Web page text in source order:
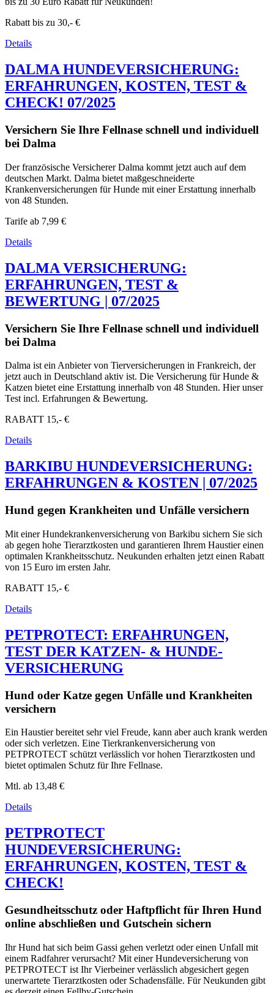
Rabatt bis zu 30,- €
Details
DALMA HUNDEVERSICHERUNG:
ERFAHRUNGEN, KOSTEN, TEST &
CHECK! 07/2025
Versichern Sie Ihre Fellnase schnell und individuell
bei Dalma
Der französische Versicherer Dalma kommt jetzt auch auf dem
deutschen Markt. Dalma bietet maßgeschneiderte
Krankenversicherungen für Hunde mit einer Erstattung innerhalb
von 48 Stunden.
Tarife ab 7,99 €
Details
DALMA VERSICHERUNG:
ERFAHRUNGEN, TEST &
BEWERTUNG | 07/2025
Versichern Sie Ihre Fellnase schnell und individuell
bei Dalma
Dalma ist ein Anbieter von Tierversicherungen in Frankreich, der
jetzt auch in Deutschland aktiv ist. Die Versicherung für Hunde &
Katzen bietet eine Erstattung innerhalb von 48 Stunden. Hier unser
Test incl. Erfahrungen & Bewertung.
RABATT 15,- €
Details
BARKIBU HUNDEVERSICHERUNG:
ERFAHRUNGEN & KOSTEN | 07/2025
Hund gegen Krankheiten und Unfälle versichern
Mit einer Hundekrankenversicherung von Barkibu sichern Sie sich
ab gegen hohe Tierarztkosten und garantieren Ihrem Haustier einen
optimalen Krankheitsschutz. Neukunden erhalten jetzt einen Rabatt
von 15 Euro im ersten Jahr.
RABATT 15,- €
Details
PETPROTECT: ERFAHRUNGEN,
TEST DER KATZEN- & HUNDE-
VERSICHERUNG
Hund oder Katze gegen Unfälle und Krankheiten
versichern
Ein Haustier bereitet sehr viel Freude, kann aber auch krank werden
oder sich verletzen. Eine Tierkrankenversicherung von
PETPROTECT schützt verlässlich vor hohen Tierarztkosten und
bietet optimalen Schutz für Ihre Fellnase.
Mtl. ab 13,48 €
Details
PETPROTECT
HUNDEVERSICHERUNG:
ERFAHRUNGEN, KOSTEN, TEST &
CHECK!
Gesundheitsschutz oder Haftpflicht für Ihren Hund
online abschließen und Gutschein sichern
Ihr Hund hat sich beim Gassi gehen verletzt oder einen Unfall mit
einem Radfahrer verursacht? Mit einer Hundeversicherung von
PETPROTECT ist Ihr Vierbeiner verlässlich abgesichert gegen
unerwartete Tierarztkosten oder Schadensfälle. Für Neukunden gibt